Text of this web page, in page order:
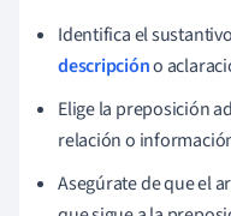
Identifica el
descripcióno
Elige la preposición
relación o
Asegúrate de que el